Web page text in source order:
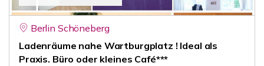
Berlin Schöneberg
Ladenräume nahe Wartburgplatz ! Ideal als
Praxis. Büro oder kleines Café***